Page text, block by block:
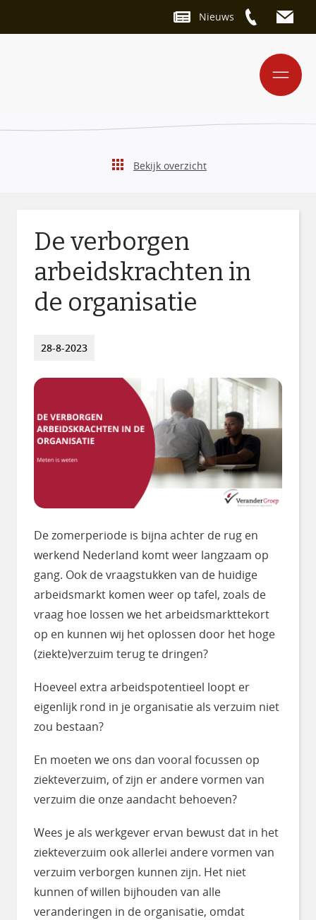
Nieuws
Bekijk overzicht
De verborgen
arbeidskrachten in
de organisatie
28-8-2023
De zomerperiode is bijna achter de rug en
werkend Nederland komt weer langzaam op
gang. Ook de vraagstukken van de huidige
arbeidsmarkt komen weer op tafel, zoals de
vraag hoe lossen we het arbeidsmarkttekort
op en kunnen wij het oplossen door het hoge
(ziekte)verzuim terug te dringen?
Hoeveel extra arbeidspotentieel loopt er
eigenlijk rond in je organisatie als verzuim niet
zou bestaan?
En moeten we ons dan vooral focussen op
ziekteverzuim, of zijn er andere vormen van
verzuim die onze aandacht behoeven?
Wees je als werkgever ervan bewust dat in het
ziekteverzuim ook allerlei andere vormen van
verzuim verborgen kunnen zijn. Het niet
kunnen of willen bijhouden van alle
veranderingen in de organisatie, omdat